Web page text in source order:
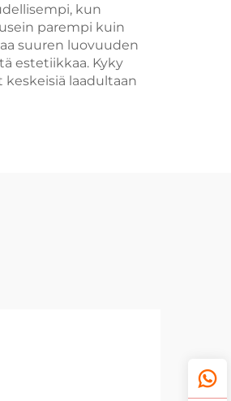
kun
parempi kuin
suuren luovuuden
estetiikkaa. Kyky
laadultaan